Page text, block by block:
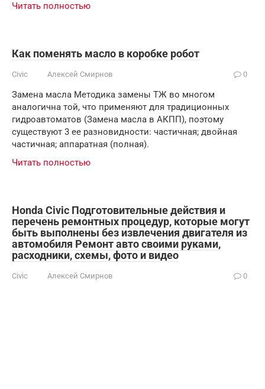
Читать полностью
Как поменять масло в коробке робот
Civic Алексей Смирнов 0
Замена масла Методика замены ТЖ во многом
аналогична той, что применяют для традиционных
гидроавтоматов (Замена масла в АКПП), поэтому
существуют 3 ее разновидности: частичная; двойная
частичная; аппаратная (полная).
Читать полностью
Honda Civic Подготовительные действия и
перечень ремонтных процедур, которые могут
быть выполнены без извлечения двигателя из
автомобиля Ремонт авто своими руками,
расходники, схемы, фото и видео
Civic Алексей Смирнов 0